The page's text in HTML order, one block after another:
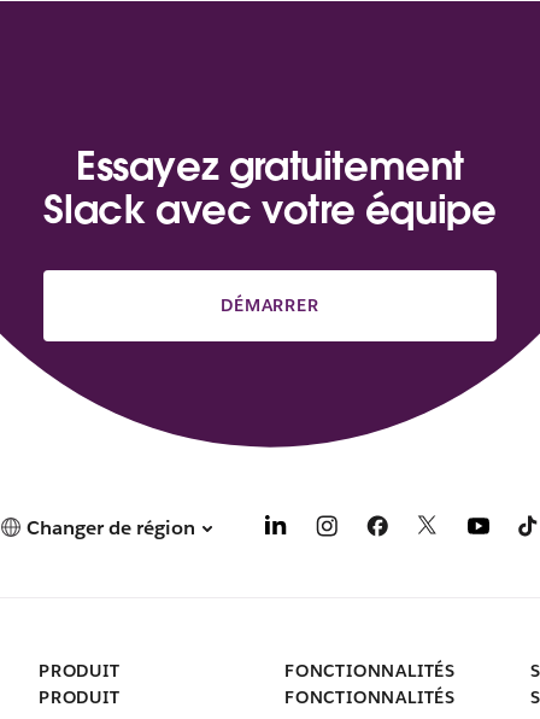
Essayez gratuitement
Slack avec votre équipe
DÉMARRER
Changer de région
PRODUIT
PRODUIT
FONCTIONNALITÉS
FONCTIONNALITÉS